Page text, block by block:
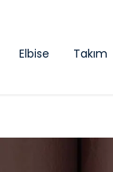
Elbise Takım